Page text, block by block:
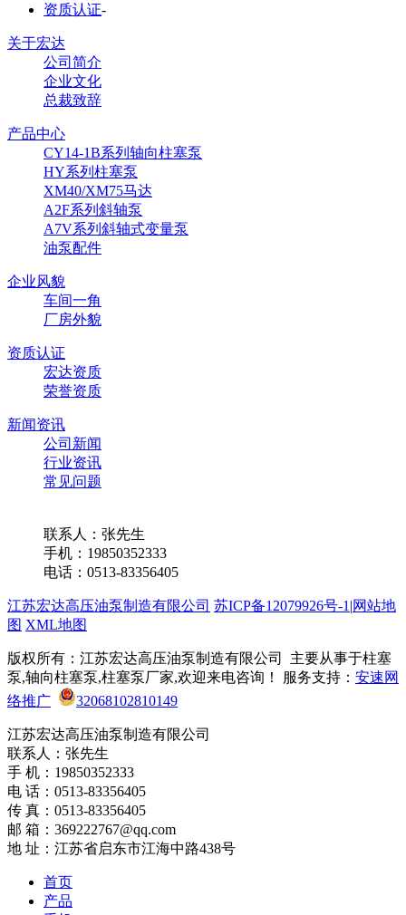
资质认证-
关于宏达
公司简介
企业文化
总裁致辞
产品中心
CY14-1B系列轴向柱塞泵
HY系列柱塞泵
XM40/XM75马达
A2F系列斜轴泵
A7V系列斜轴式变量泵
油泵配件
企业风貌
车间一角
厂房外貌
资质认证
宏达资质
荣誉资质
新闻资讯
公司新闻
行业资讯
常见问题
联系人：张先生
手机：19850352333
电话：0513-83356405
江苏宏达高压油泵制造有限公司 苏ICP备12079926号-1 |网站地
图 XML地图
版权所有：江苏宏达高压油泵制造有限公司 主要从事于柱塞
泵,轴向柱塞泵,柱塞泵厂家,欢迎来电咨询！ 服务支持： 安速网
络推广
32068102810149
江苏宏达高压油泵制造有限公司
联系人：张先生
手 机：19850352333
电 话：0513-83356405
传 真：0513-83356405
邮 箱：369222767@qq.com
地 址：江苏省启东市江海中路438号
首页
产品